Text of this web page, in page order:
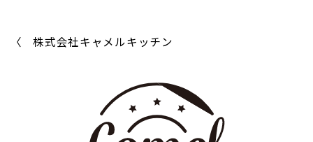
株式会社キャメルキッチン